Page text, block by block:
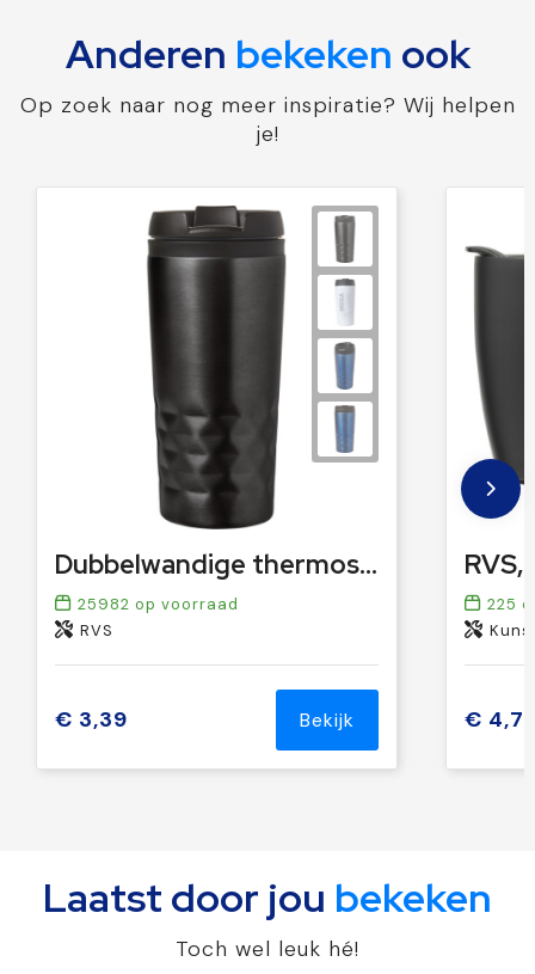
Anderen bekeken ook
Op zoek naar nog meer inspiratie? Wij helpen
je!
Dubbelwandige thermosbeker Lorraine | 300 ml
25982 op voorraad
RVS
€ 3,39 Bekijk
225
€
Laatst door jou bekeken
Toch wel leuk hé!